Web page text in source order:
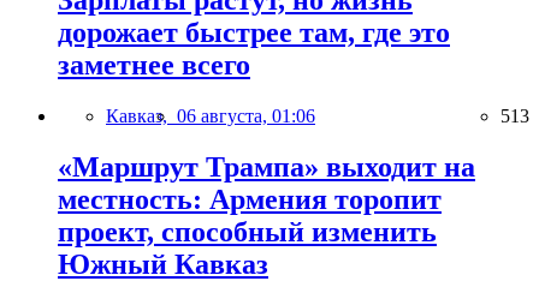
дорожает быстрее там, где это
заметнее всего
Кавказ, 06 августа, 01:06 513
«Маршрут Трампа» выходит на
местность: Армения торопит
проект, способный изменить
Южный Кавказ